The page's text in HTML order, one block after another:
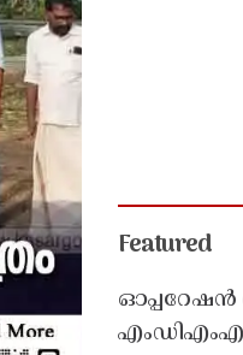
Featured
ഓപ്പറേഷൻ